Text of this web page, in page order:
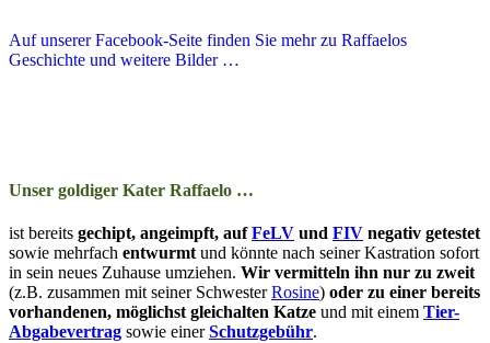
Auf unserer Facebook-Seite finden Sie mehr zu Raffaelos
Geschichte und weitere Bilder …
Unser goldiger Kater Raffaelo …
ist bereits ge­­chipt, ange­impft, aufFeLV und FIV ne­­ga­tiv ge­­tes­­tet
so­­wie mehr­­fach ent­wurmt und kön­nte nach seiner Kastration so­­fort
in sein neu­­es Zu­­hau­­se um­zieh­en. Wir ver­­mit­t­eln ihn nur zu zweit
(z.B. zu­­sam­­men mit seiner SchwesterRosine) oder zu ein­er be­­reits
vor­­han­­den­en, mög­­lichst gleich­­alt­­en Katze und mit ein­­em Tier-
Ab­­ga­­be­­ver­trag so­­wie ein­erSchutz­­ge­bühr.